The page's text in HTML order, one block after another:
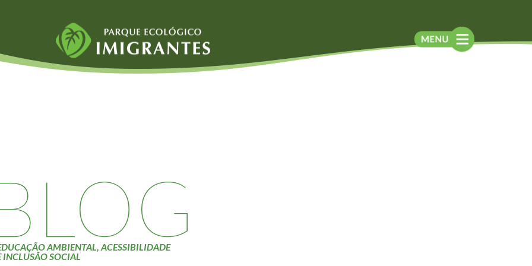
Fauna e Flora
Liquens
Tucano do Bico
Atividades Blog
AMBIENTAL, ACESSIBILIDADE
INCLUSÃO SOCIAL